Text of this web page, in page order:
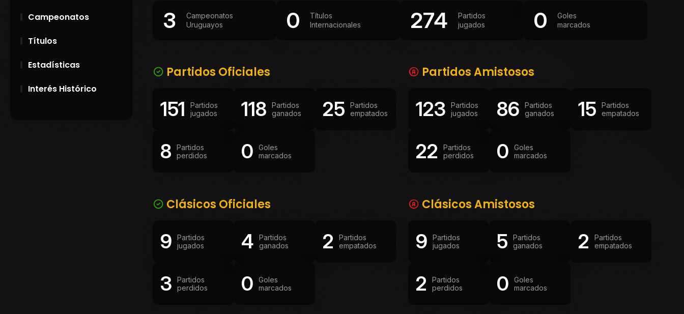
Campeonatos
Títulos
Estadísticas
Interés Histórico
3
Campeonatos
Uruguayos
0
Títulos
Internacionales
274
Partidos
jugados
0
Goles
marcados
Partidos Oficiales
151
Partidos
jugados
118
Partidos
ganados
25
Partidos
empatados
8
Partidos
perdidos
0
Goles
marcados
Partidos Amistosos
123
Partidos
jugados
86
Partidos
ganados
15
Partidos
empatados
22
Partidos
perdidos
0
Goles
marcados
Clásicos Oficiales
9
Partidos
jugados
4
Partidos
ganados
2
Partidos
empatados
3
Partidos
perdidos
0
Goles
marcados
Clásicos Amistosos
9
Partidos
jugados
5
Partidos
ganados
2
Partidos
empatados
2
Partidos
perdidos
0
Goles
marcados